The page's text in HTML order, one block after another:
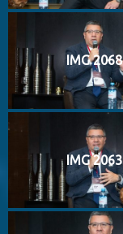
IMG 2068
IMG 2063